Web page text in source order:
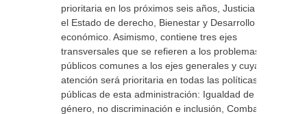
prioritaria en los próximos seis años, Justicia y
el Estado de derecho, Bienestar y Desarrollo
económico. Asimismo, contiene tres ejes
transversales que se refieren a los problemas
públicos comunes a los ejes generales y cuya
atención será prioritaria en todas las políticas
públicas de esta administración: Igualdad de
género, no discriminación e inclusión, Combate